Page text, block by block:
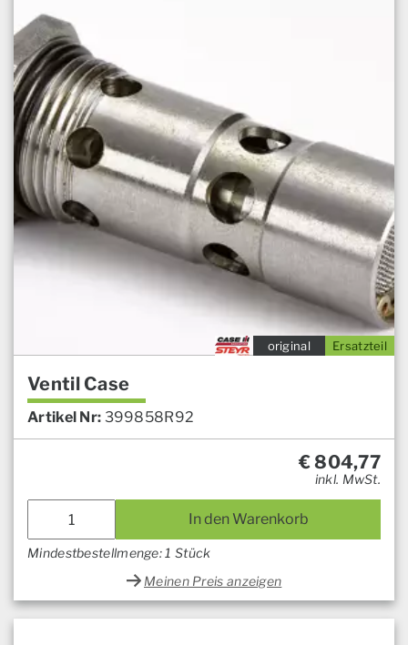
Ersatzteil
original
Ventil Case
Artikel Nr: 399858R92
€804,77
inkl. MwSt.
In den Warenkorb
Mindestbestellmenge: 1 Stück
Meinen Preis anzeigen